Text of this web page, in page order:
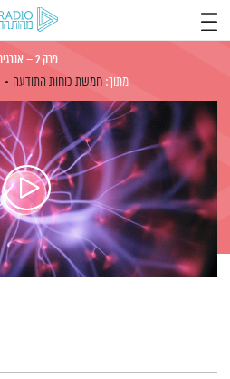
פרק 2 – אנרגיה
מתוך: חמשת כוחות התודעה